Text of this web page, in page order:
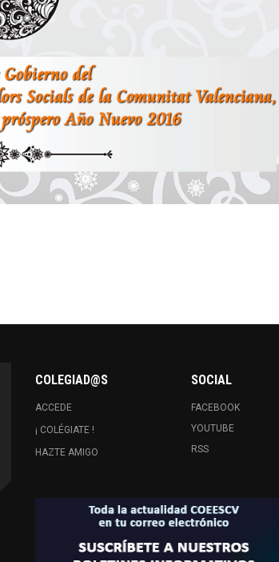
COLEGIAD@S
ACCEDE
¡ COLÉGIATE !
HAZTE AMIGO
SOCIAL
FACEBOOK
YOUTUBE
RSS